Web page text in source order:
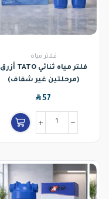
فلاتر مياه
فلتر مياه ثنائي TATO أزرق
(مرحلتين غير شفاف)
SAR57